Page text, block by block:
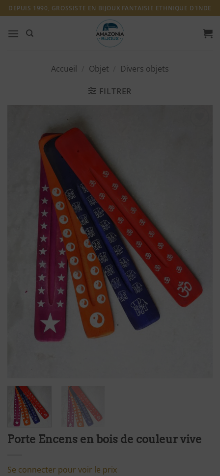
Passer
au
contenu
DEPUIS 1990, GROSSISTE EN BIJOUX FANTAISIE ETHNIQUE D'INDE
Accueil Objet Divers objets
FILTRER
Porte Encens en bois de couleur vive
Se connecter pour voir le prix